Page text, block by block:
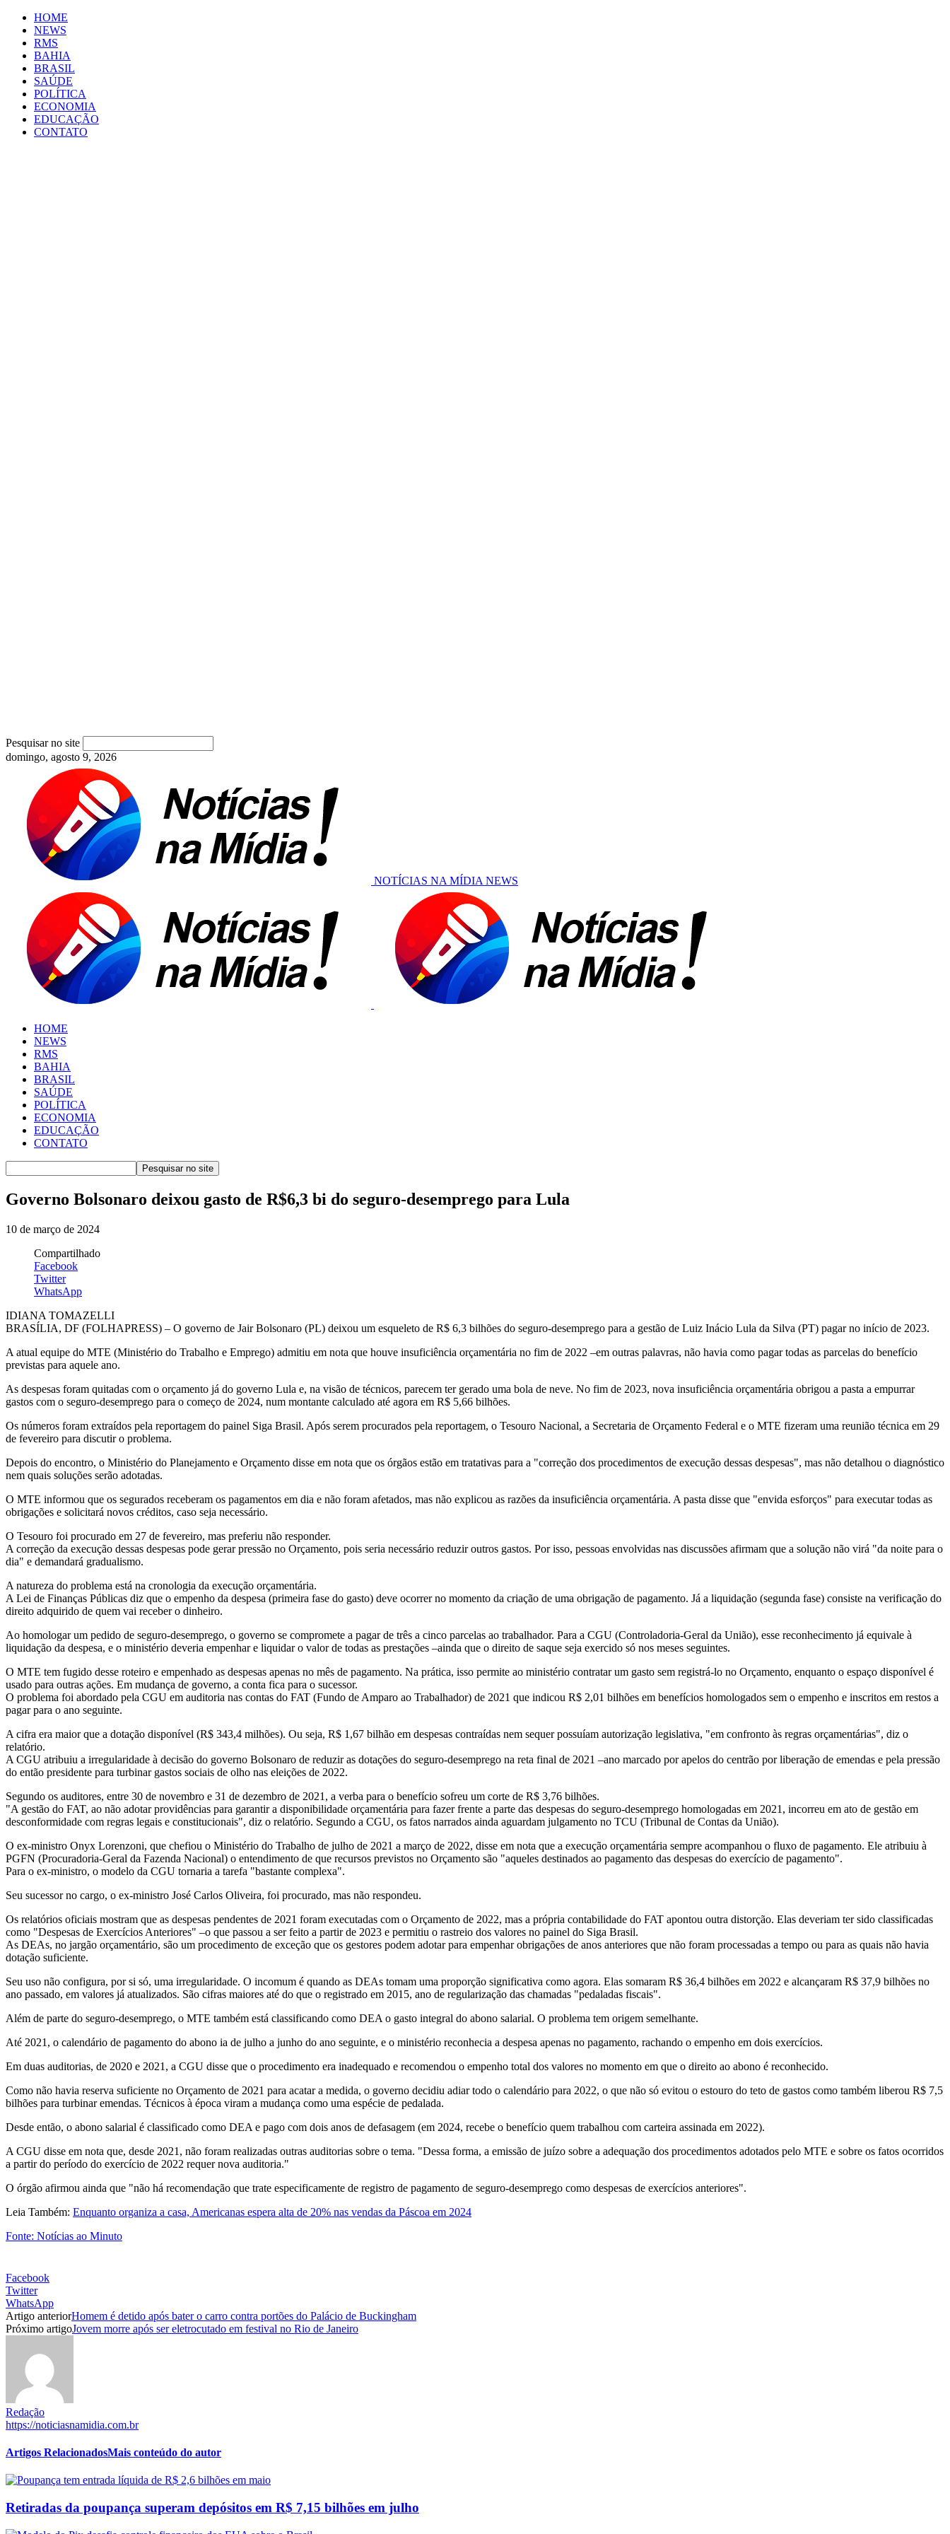
HOME
NEWS
RMS
BAHIA
BRASIL
SAÚDE
POLÍTICA
ECONOMIA
EDUCAÇÃO
CONTATO
Pesquisar no site
domingo, agosto 9, 2026
NOTÍCIAS NA MÍDIA NEWS
HOME
NEWS
RMS
BAHIA
BRASIL
SAÚDE
POLÍTICA
ECONOMIA
EDUCAÇÃO
CONTATO
Governo Bolsonaro deixou gasto de R$6,3 bi do seguro-desemprego para Lula
10 de março de 2024
Compartilhado
Facebook
Twitter
WhatsApp
IDIANA TOMAZELLI
BRASÍLIA, DF (FOLHAPRESS) – O governo de Jair Bolsonaro (PL) deixou um esqueleto de R$ 6,3 bilhões do seguro-desemprego para a gestão de Luiz Inácio Lula da Silva (PT) pagar no início de 2023.
A atual equipe do MTE (Ministério do Trabalho e Emprego) admitiu em nota que houve insuficiência orçamentária no fim de 2022 –em outras palavras, não havia como pagar todas as parcelas do benefício
previstas para aquele ano.
As despesas foram quitadas com o orçamento já do governo Lula e, na visão de técnicos, parecem ter gerado uma bola de neve. No fim de 2023, nova insuficiência orçamentária obrigou a pasta a empurrar
gastos com o seguro-desemprego para o começo de 2024, num montante calculado até agora em R$ 5,66 bilhões.
Os números foram extraídos pela reportagem do painel Siga Brasil. Após serem procurados pela reportagem, o Tesouro Nacional, a Secretaria de Orçamento Federal e o MTE fizeram uma reunião técnica em 29
de fevereiro para discutir o problema.
Depois do encontro, o Ministério do Planejamento e Orçamento disse em nota que os órgãos estão em tratativas para a "correção dos procedimentos de execução dessas despesas", mas não detalhou o diagnóstico
nem quais soluções serão adotadas.
O MTE informou que os segurados receberam os pagamentos em dia e não foram afetados, mas não explicou as razões da insuficiência orçamentária. A pasta disse que "envida esforços" para executar todas as
obrigações e solicitará novos créditos, caso seja necessário.
O Tesouro foi procurado em 27 de fevereiro, mas preferiu não responder.
A correção da execução dessas despesas pode gerar pressão no Orçamento, pois seria necessário reduzir outros gastos. Por isso, pessoas envolvidas nas discussões afirmam que a solução não virá "da noite para o
dia" e demandará gradualismo.
A natureza do problema está na cronologia da execução orçamentária.
A Lei de Finanças Públicas diz que o empenho da despesa (primeira fase do gasto) deve ocorrer no momento da criação de uma obrigação de pagamento. Já a liquidação (segunda fase) consiste na verificação do
direito adquirido de quem vai receber o dinheiro.
Ao homologar um pedido de seguro-desemprego, o governo se compromete a pagar de três a cinco parcelas ao trabalhador. Para a CGU (Controladoria-Geral da União), esse reconhecimento já equivale à
liquidação da despesa, e o ministério deveria empenhar e liquidar o valor de todas as prestações –ainda que o direito de saque seja exercido só nos meses seguintes.
O MTE tem fugido desse roteiro e empenhado as despesas apenas no mês de pagamento. Na prática, isso permite ao ministério contratar um gasto sem registrá-lo no Orçamento, enquanto o espaço disponível é
usado para outras ações. Em mudança de governo, a conta fica para o sucessor.
O problema foi abordado pela CGU em auditoria nas contas do FAT (Fundo de Amparo ao Trabalhador) de 2021 que indicou R$ 2,01 bilhões em benefícios homologados sem o empenho e inscritos em restos a
pagar para o ano seguinte.
A cifra era maior que a dotação disponível (R$ 343,4 milhões). Ou seja, R$ 1,67 bilhão em despesas contraídas nem sequer possuíam autorização legislativa, "em confronto às regras orçamentárias", diz o
relatório.
A CGU atribuiu a irregularidade à decisão do governo Bolsonaro de reduzir as dotações do seguro-desemprego na reta final de 2021 –ano marcado por apelos do centrão por liberação de emendas e pela pressão
do então presidente para turbinar gastos sociais de olho nas eleições de 2022.
Segundo os auditores, entre 30 de novembro e 31 de dezembro de 2021, a verba para o benefício sofreu um corte de R$ 3,76 bilhões.
"A gestão do FAT, ao não adotar providências para garantir a disponibilidade orçamentária para fazer frente a parte das despesas do seguro-desemprego homologadas em 2021, incorreu em ato de gestão em
desconformidade com regras legais e constitucionais", diz o relatório. Segundo a CGU, os fatos narrados ainda aguardam julgamento no TCU (Tribunal de Contas da União).
O ex-ministro Onyx Lorenzoni, que chefiou o Ministério do Trabalho de julho de 2021 a março de 2022, disse em nota que a execução orçamentária sempre acompanhou o fluxo de pagamento. Ele atribuiu à
PGFN (Procuradoria-Geral da Fazenda Nacional) o entendimento de que recursos previstos no Orçamento são "aqueles destinados ao pagamento das despesas do exercício de pagamento".
Para o ex-ministro, o modelo da CGU tornaria a tarefa "bastante complexa".
Seu sucessor no cargo, o ex-ministro José Carlos Oliveira, foi procurado, mas não respondeu.
Os relatórios oficiais mostram que as despesas pendentes de 2021 foram executadas com o Orçamento de 2022, mas a própria contabilidade do FAT apontou outra distorção. Elas deveriam ter sido classificadas
como "Despesas de Exercícios Anteriores" –o que passou a ser feito a partir de 2023 e permitiu o rastreio dos valores no painel do Siga Brasil.
As DEAs, no jargão orçamentário, são um procedimento de exceção que os gestores podem adotar para empenhar obrigações de anos anteriores que não foram processadas a tempo ou para as quais não havia
dotação suficiente.
Seu uso não configura, por si só, uma irregularidade. O incomum é quando as DEAs tomam uma proporção significativa como agora. Elas somaram R$ 36,4 bilhões em 2022 e alcançaram R$ 37,9 bilhões no
ano passado, em valores já atualizados. São cifras maiores até do que o registrado em 2015, ano de regularização das chamadas "pedaladas fiscais".
Além de parte do seguro-desemprego, o MTE também está classificando como DEA o gasto integral do abono salarial. O problema tem origem semelhante.
Até 2021, o calendário de pagamento do abono ia de julho a junho do ano seguinte, e o ministério reconhecia a despesa apenas no pagamento, rachando o empenho em dois exercícios.
Em duas auditorias, de 2020 e 2021, a CGU disse que o procedimento era inadequado e recomendou o empenho total dos valores no momento em que o direito ao abono é reconhecido.
Como não havia reserva suficiente no Orçamento de 2021 para acatar a medida, o governo decidiu adiar todo o calendário para 2022, o que não só evitou o estouro do teto de gastos como também liberou R$ 7,5
bilhões para turbinar emendas. Técnicos à época viram a mudança como uma espécie de pedalada.
Desde então, o abono salarial é classificado como DEA e pago com dois anos de defasagem (em 2024, recebe o benefício quem trabalhou com carteira assinada em 2022).
A CGU disse em nota que, desde 2021, não foram realizadas outras auditorias sobre o tema. "Dessa forma, a emissão de juízo sobre a adequação dos procedimentos adotados pelo MTE e sobre os fatos ocorridos
a partir do período do exercício de 2022 requer nova auditoria."
O órgão afirmou ainda que "não há recomendação que trate especificamente de registro de pagamento de seguro-desemprego como despesas de exercícios anteriores".
Leia Também: Enquanto organiza a casa, Americanas espera alta de 20% nas vendas da Páscoa em 2024
Fonte: Notícias ao Minuto
Facebook
Twitter
WhatsApp
Artigo anteriorHomem é detido após bater o carro contra portões do Palácio de Buckingham
Próximo artigoJovem morre após ser eletrocutado em festival no Rio de Janeiro
Redação
https://noticiasnamidia.com.br
Artigos RelacionadosMais conteúdo do autor
Retiradas da poupança superam depósitos em R$ 7,15 bilhões em julho